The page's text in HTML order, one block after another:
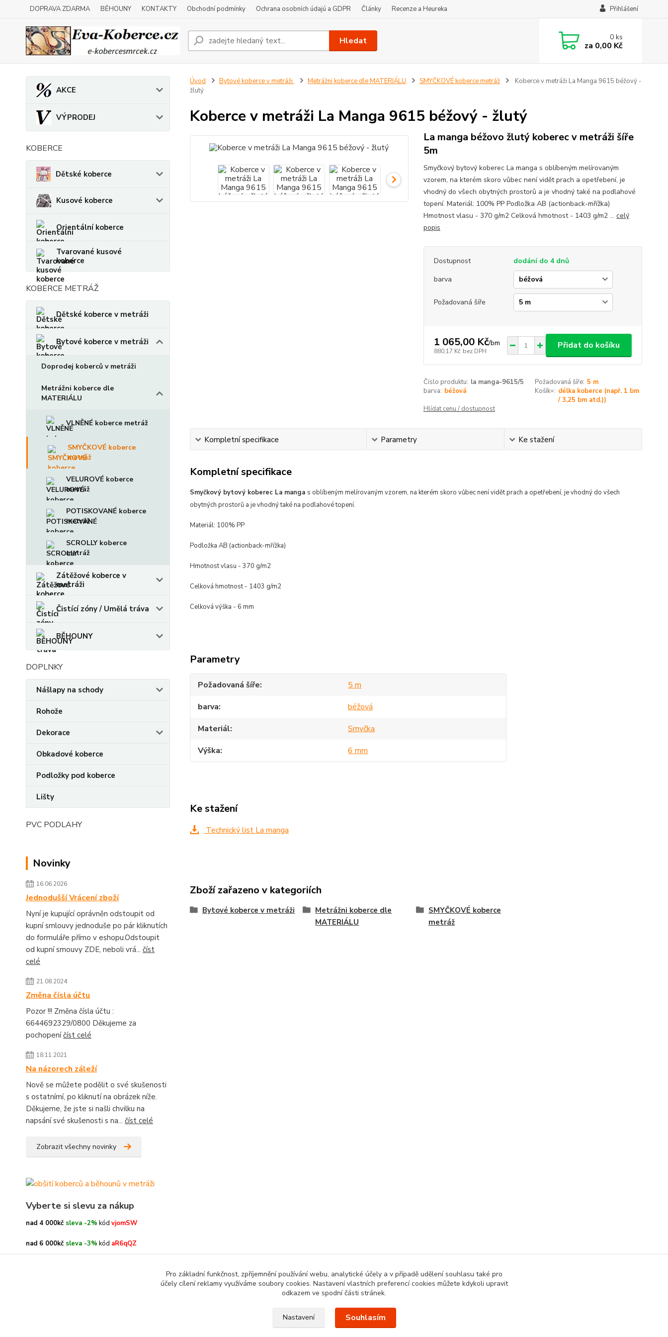
DOPRAVA ZDARMA BĚHOUNY KONTAKTY Obchodní podmínky Ochrana osobních údajú a GDPR Články Recenze a Heureka Přihlášení
Hledat 0ks
za 0,00 Kč
AKCE
VÝPRODEJ
KOBERCE
Dětské koberce
Kusové koberce
Orientální koberce
Tvarované kusové
koberce
KOBERCE METRÁŽ
Dětské koberce v metráži
Bytové koberce v metráži
Doprodej koberců v metráži
Metrážni koberce dle
MATERIÁLU
VLNĚNÉ koberce metráž
SMYČKOVÉ koberce
metráž
VELUROVÉ koberce
metráž
POTISKOVANÉ koberce
metráž
SCROLLY koberce
metráž
Zátěžové koberce v
metráži
Čistící zóny / Umělá tráva
BĚHOUNY
DOPLNKY
Nášlapy na schody
Rohože
Dekorace
Obkadové koberce
Podložky pod koberce
Lišty
PVC PODLAHY
Novinky
16.06.2026
Jednodušší Vrácení zboží
Nyní je kupující oprávněn odstoupit od
kupní smlouvy jednoduše po pár kliknutích
do formuláře přímo v eshopu.Odstoupit
od kupní smouvy ZDE, neboli vrá... číst
celé
21.08.2024
Změna čísla účtu
Pozor !!! Změna čísla účtu :
6644692329/0800 Děkujeme za
pochopeníčíst celé
18.11.2021
Na názorech záleží
Nově se můžete podělit o své skušenosti
s ostatnímí, po kliknutí na obrázek níže.
Děkujeme, že jste si našli chvilku na
napsání své skušenosti s na... číst celé
Zobrazit všechny novinky
Vyberte si slevu za nákup
nad 4 000kč sleva -2% kód vjomSW
nad 6 000kč sleva -3% kód aR6qQZ
Úvod Bytové koberce v metráži Metrážni koberce dle MATERIÁLU SMYČKOVÉ koberce metráž
Koberce v metráži La Manga 9615 béžový -
žlutý
Koberce v metráži La Manga 9615 béžový - žlutý
La manga béžovo žlutý koberec v metráži šíře
5m
Smyčkový bytový koberec La manga s oblíbeným melírovaným
vzorem, na kterém skoro vůbec není vidět prach a opetřebení, je
vhodný do všech obytných prostorů a je vhodný také na podlahové
topení. Materiál: 100% PP Podložka AB (actionback-mřížka)
Hmotnost vlasu - 370 g/m2 Celková hmotnost - 1403 g/m2 ... celý
popis
Dostupnost
dodání do 4 dnů
barva
Požadovaná šíře
1 065,00 Kč/bm
880,17 Kč bez DPH
Přidat do košíku
Číslo produktu: la manga-9615/5 Požadovaná šíře: 5 m
barva: béžová Košík=: délka koberce (např. 1 bm
/ 3,25 bm atd.))
Hlídat cenu / dostupnost
Kompletní specifikace Parametry Ke stažení
Kompletní specifikace
Smyčkový bytový koberec La manga s oblíbeným melírovaným vzorem, na kterém skoro vůbec není vidět prach a opetřebení, je vhodný do všech
obytných prostorů a je vhodný také na podlahové topení.
Materiál: 100% PP
Podložka AB (actionback-mřížka)
Hmotnost vlasu - 370 g/m2
Celková hmotnost - 1403 g/m2
Celková výška - 6 mm
Parametry
Požadovaná šíře
5 m
barva
béžová
Materiál
Smyčka
Výška
6 mm
Ke stažení
Technický list La manga
Zboží zařazeno v kategoriích
Bytové koberce v metráži
Metrážni koberce dle
MATERIÁLU
SMYČKOVÉ koberce
metráž
Pro základní funkčnost, zpříjemnění používání webu, analytické účely a v případě udělení souhlasu také pro
účely cílení reklamy využíváme soubory cookies. Nastavení vlastních preferencí cookies můžete kdykoli upravit
odkazem ve spodní části stránek.
Nastavení Souhlasím